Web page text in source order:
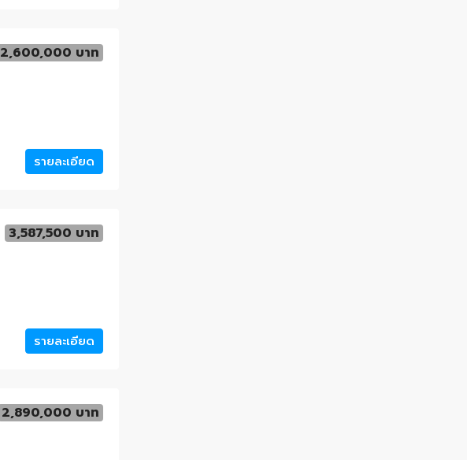
2,600,000 บาท
รายละเอียด
3,587,500 บาท
รายละเอียด
2,890,000 บาท